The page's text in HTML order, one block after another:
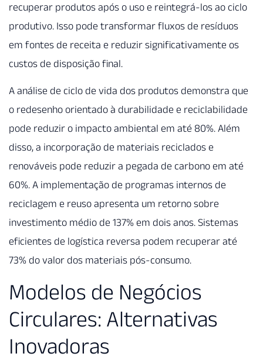
recuperar produtos após o uso e reintegrá-los ao ciclo
produtivo. Isso pode transformar fluxos de resíduos
em fontes de receita e reduzir significativamente os
custos de disposição final.
A análise de ciclo de vida dos produtos demonstra que
o redesenho orientado à durabilidade e reciclabilidade
pode reduzir o impacto ambiental em até 80%. Além
disso, a incorporação de materiais reciclados e
renováveis pode reduzir a pegada de carbono em até
60%. A implementação de programas internos de
reciclagem e reuso apresenta um retorno sobre
investimento médio de 137% em dois anos. Sistemas
eficientes de logística reversa podem recuperar até
73% do valor dos materiais pós-consumo.
Modelos de Negócios
Circulares: Alternativas
Inovadoras